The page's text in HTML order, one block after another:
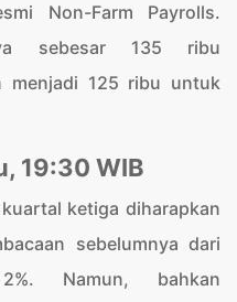
Non-Farm Payrolls.
sebesar 135 ribu
menjadi 125 ribu untuk
19:30 WIB
ketiga diharapkan
sebelumnya dari
Namun, bahkan